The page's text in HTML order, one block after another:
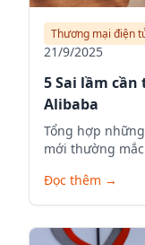
Thương mại điện
21/9/2025
5 Sai lầm
Alibaba
Tổng hợp
mới thường
Đọc thêm →